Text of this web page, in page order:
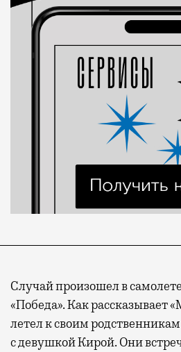
Случай произошел в
«Победа». Как рассказывает
летел к своим
с девушкой Кирой. Они